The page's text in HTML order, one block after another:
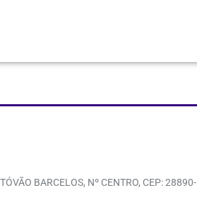
BARCELOS, Nº CENTRO, CEP: 28890-